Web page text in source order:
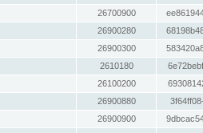
26700900
26900280
26900300
2610180
26100200
26900880
26900900